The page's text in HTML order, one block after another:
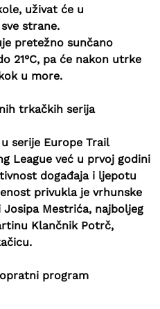
uživat će u
strane.
pretežno sunčano
21°C, pa će nakon utrke
u more.
trkačkih serija
serije Europe Trail
League već u prvoj godini
događaja i ljepotu
privukla je vrhunske
Mestrića, najboljeg
Klančnik Potrč,
program